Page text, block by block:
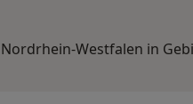
Westfalen in